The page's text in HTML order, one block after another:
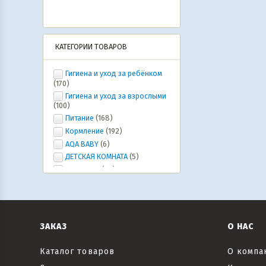
КАТЕГОРИИ ТОВАРОВ
Гигиена и уход за ребёнком
(170)
Гигиена и уход за взрослыми
(100)
Питание (168)
Кормление (192)
AQA BABY (6)
ДЕТСКАЯ КОМНАТА (5)
(20)
кенгуру
Текстиль (6)
ЗАКАЗ
Каталог товаров
О НАС
О